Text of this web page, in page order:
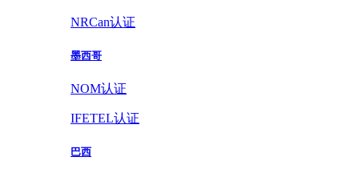
NRCan认证
墨西哥
NOM认证
IFETEL认证
巴西